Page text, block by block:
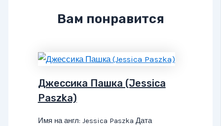
Вам понравится
Джессика Пашка (Jessica
Paszka)
Имя на англ: Jessica Paszka Дата